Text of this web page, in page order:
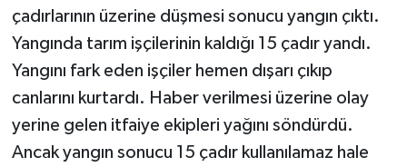
çadırlarının üzerine düşmesi sonucu yangın çıktı.
Yangında tarım işçilerinin kaldığı 15 çadır yandı.
Yangını fark eden işçiler hemen dışarı çıkıp
canlarını kurtardı. Haber verilmesi üzerine olay
yerine gelen itfaiye ekipleri yağını söndürdü.
Ancak yangın sonucu 15 çadır kullanılamaz hale
TREND
MEDYA
OTOMOTİV
TEKNOLOJİ